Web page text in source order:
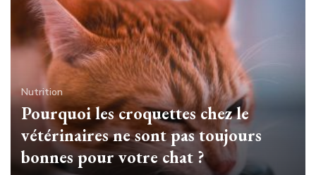
Nutrition
Pourquoi les croquettes chez le
vétérinaires ne sont pas toujours
bonnes pour votre chat ?